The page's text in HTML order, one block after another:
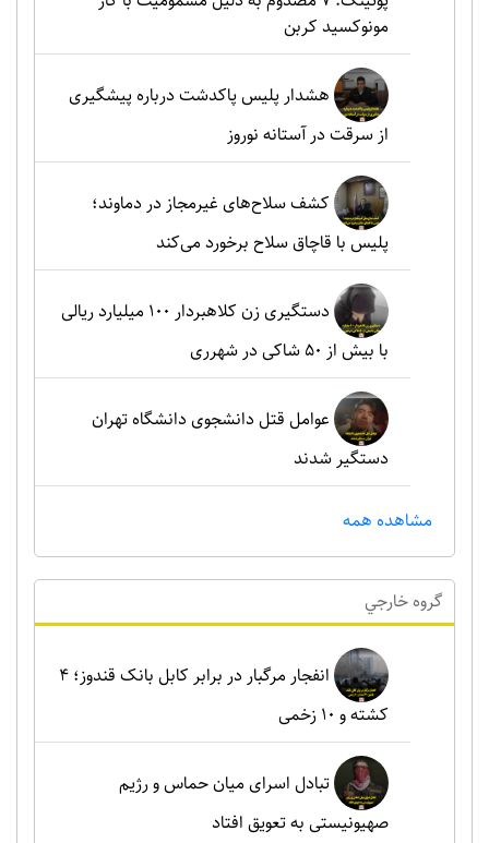
مونوکسید کربن
هشدار پلیس پاکدشت درباره پیشگیری
از سرقت در آستانه نوروز
کشف سلاح‌های غیرمجاز در دماوند؛
پلیس با قاچاق سلاح برخورد می‌کند
دستگیری زن کلاهبردار ۱۰۰ میلیارد ریالی
با بیش از ۵۰ شاکی در شهرری
عوامل قتل دانشجوی دانشگاه تهران
دستگیر شدند
مشاهده همه
گروه خارجي
انفجار مرگبار در برابر کابل بانک قندوز؛ ۴
کشته و ۱۰ زخمی
تبادل اسرای میان حماس و رژیم
صهیونیستی به تعویق افتاد